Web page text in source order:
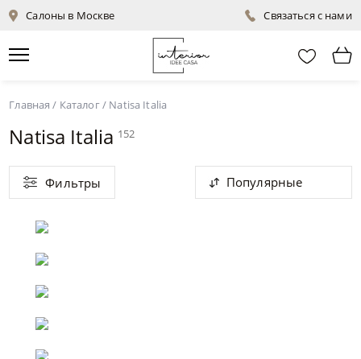
Салоны в Москве Связаться с нами
Главная / Каталог/ Natisa Italia
Natisa Italia 152
Фильтры Популярные